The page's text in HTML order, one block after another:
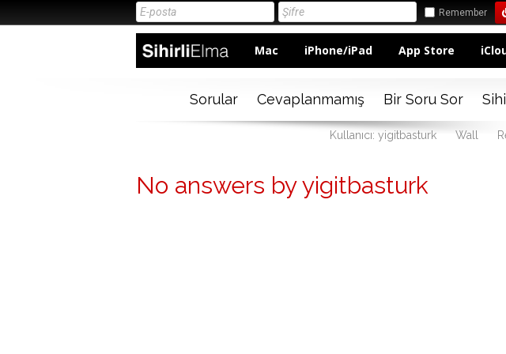
Remember
Mac iPhone/iPad App Store
Sorular Cevaplanmamış Bir Soru Sor
Kullanıcı: yigitbasturk Wall
No answers by yigitbasturk